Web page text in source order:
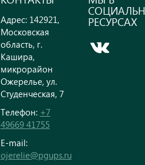
Адрес: 142921,
Московская
область, г.
Кашира,
микрорайон
Ожерелье, ул.
Студенческая, 7
Телефон: +7
49669 41755
E-mail:
ojerelie@pgups.ru
РЕСУРСАХ